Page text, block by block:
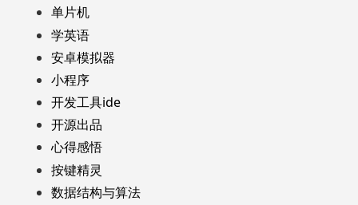
单片机
学英语
安卓模拟器
小程序
开发工具ide
开源出品
心得感悟
按键精灵
数据结构与算法